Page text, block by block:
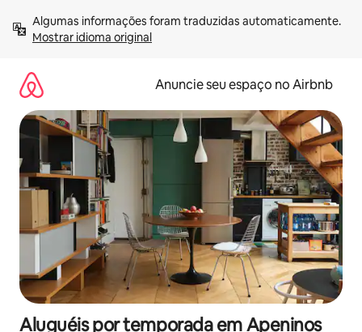
para
Mostrar idioma original
Anuncie seu espaço no Airbnb
Aluguéis por temporada em Apeninos